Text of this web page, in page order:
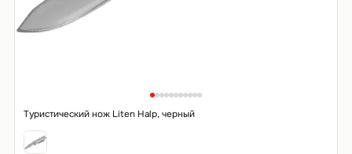
Туристический нож Liten Halp, черный